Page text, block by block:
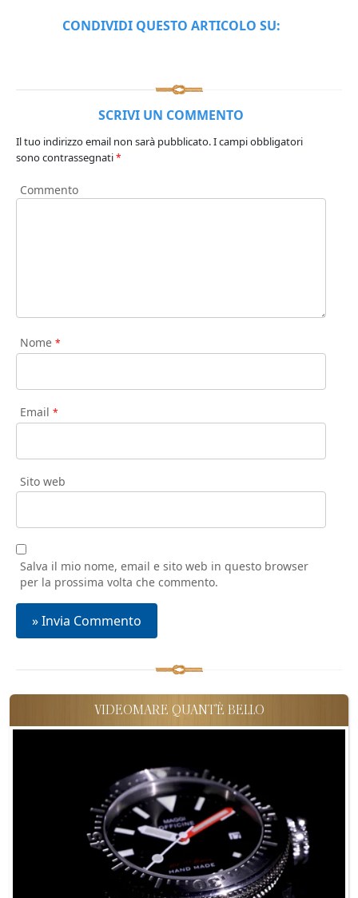
CONDIVIDI QUESTO ARTICOLO SU:
SCRIVI UN COMMENTO
Il tuo indirizzo email non sarà pubblicato.I campi obbligatori
sono contrassegnati*
Commento
Nome *
Email *
Sito web
Salva il mio nome, email e sito web in questo browser
per la prossima volta che commento.
VIDEOMARE QUANT'È BELLO